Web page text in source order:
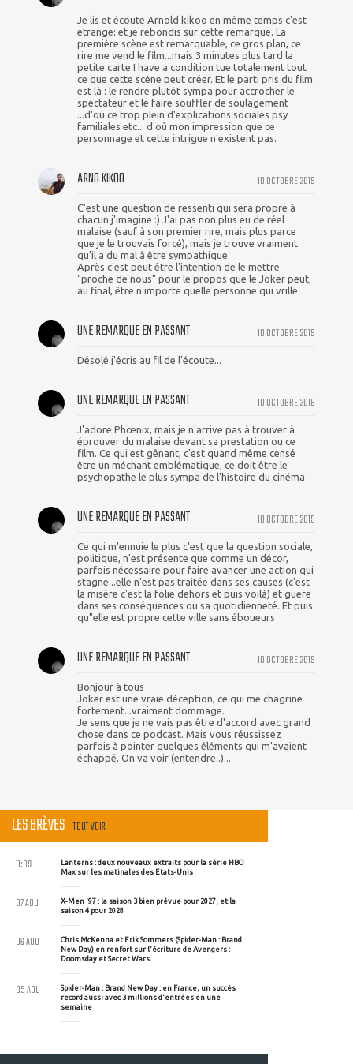
Je lis et écoute Arnold kikoo en même temps c'est
etrange: et je rebondis sur cette remarque. La
première scène est remarquable, ce gros plan, ce
rire me vend le film...mais 3 minutes plus tard la
petite carte I have a condition tue totalement tout
ce que cette scène peut créer. Et le parti pris du film
est là : le rendre plutôt sympa pour accrocher le
spectateur et le faire souffler de soulagement
...d'où ce trop plein d'explications sociales psy
familiales etc... d'où mon impression que ce
personnage et cette intrigue n'existent pas.
10 OCTOBRE 2019
ARNO KIKOO
C'est une question de ressenti qui sera propre à
chacun j'imagine :) J'ai pas non plus eu de réel
malaise (sauf à son premier rire, mais plus parce
que je le trouvais forcé), mais je trouve vraiment
qu'il a du mal à être sympathique.
Après c'est peut être l'intention de le mettre
"proche de nous" pour le propos que le Joker peut,
au final, être n'importe quelle personne qui vrille.
10 OCTOBRE 2019
UNE REMARQUE EN PASSANT
Désolé j'écris au fil de l'écoute...
10 OCTOBRE 2019
UNE REMARQUE EN PASSANT
J'adore Phœnix, mais je n'arrive pas à trouver à
éprouver du malaise devant sa prestation ou ce
film. Ce qui est gênant, c'est quand même censé
être un méchant emblématique, ce doit être le
psychopathe le plus sympa de l'histoire du cinéma
10 OCTOBRE 2019
UNE REMARQUE EN PASSANT
Ce qui m'ennuie le plus c'est que la question sociale,
politique, n'est présente que comme un décor,
parfois nécessaire pour faire avancer une action qui
stagne...elle n'est pas traitée dans ses causes (c'est
la misère c'est la folie dehors et puis voilà) et guere
dans ses conséquences ou sa quotidienneté. Et puis
qu"elle est propre cette ville sans éboueurs
10 OCTOBRE 2019
UNE REMARQUE EN PASSANT
Bonjour à tous
Joker est une vraie déception, ce qui me chagrine
fortement...vraiment dommage.
Je sens que je ne vais pas être d'accord avec grand
chose dans ce podcast. Mais vous réussissez
parfois à pointer quelques éléments qui m'avaient
échappé. On va voir (entendre..)...
LES BRÈVES TOUT VOIR
Lanterns : deux nouveaux extraits pour la série HBO
Max sur les matinales des Etats-Unis
11:09
X-Men '97 : la saison 3 bien prévue pour 2027, et la
saison 4 pour 2028
07 AOU
Chris McKenna et Erik Sommers (Spider-Man : Brand
New Day) en renfort sur l'écriture de Avengers :
Doomsday et Secret Wars
06 AOU
Spider-Man : Brand New Day : en France, un succès
record aussi avec 3 millions d'entrées en une
semaine
05 AOU